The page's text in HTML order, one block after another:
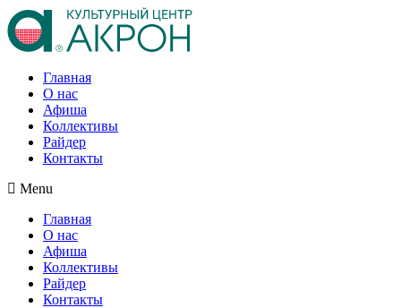
Главная
О нас
Афиша
Коллективы
Райдер
Контакты
Menu
Главная
О нас
Афиша
Коллективы
Райдер
Контакты